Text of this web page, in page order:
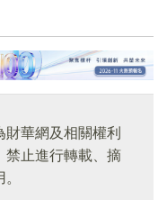
華網及相關權利
禁止進行轉載、摘